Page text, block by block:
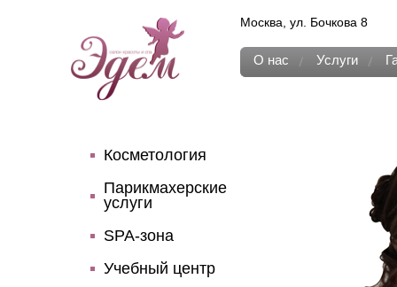
Москва, ул. Бочкова 8
О нас Услуги
Косметология
Парикмахерские
услуги
SPA-зона
Учебный центр